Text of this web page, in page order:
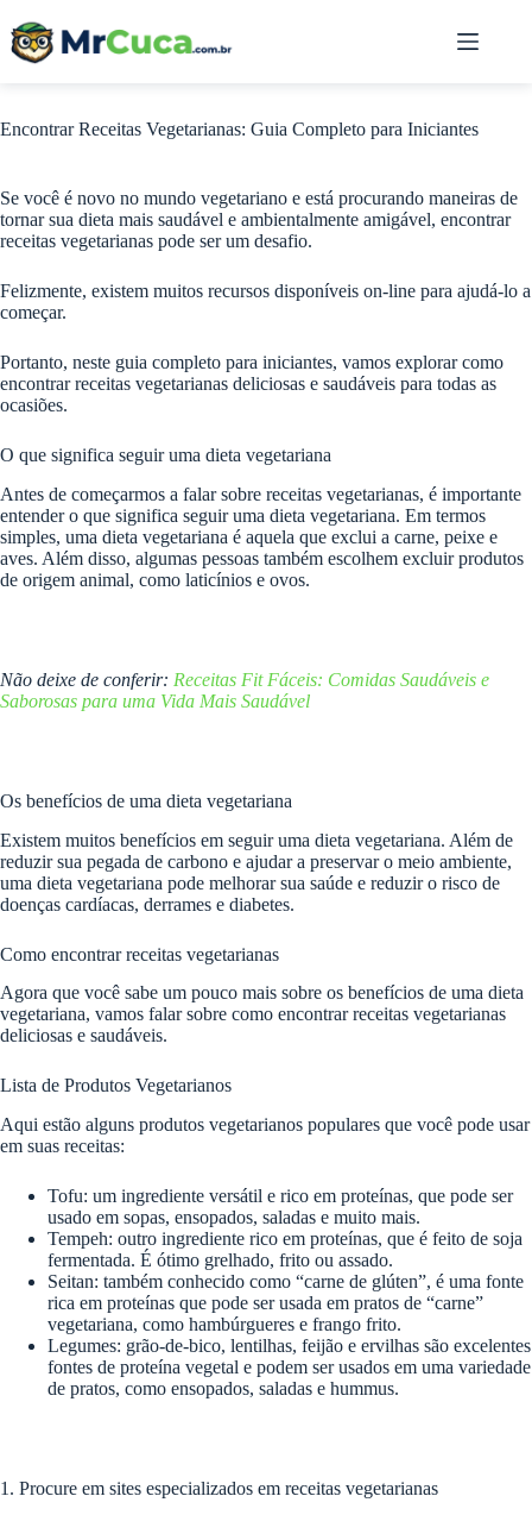
para
Encontrar Receitas Vegetarianas: Guia Completo para Iniciantes
Se você é novo no mundo vegetariano e está procurando maneiras de
tornar sua dieta mais saudável e ambientalmente amigável, encontrar
receitas vegetarianas pode ser um desafio.
Felizmente, existem muitos recursos disponíveis on-line para ajudá-lo a
começar.
Portanto, neste guia completo para iniciantes, vamos explorar como
encontrar receitas vegetarianas deliciosas e saudáveis para todas as
ocasiões.
O que significa seguir uma dieta vegetariana
Antes de começarmos a falar sobre receitas vegetarianas, é importante
entender o que significa seguir uma dieta vegetariana. Em termos
simples, uma dieta vegetariana é aquela que exclui a carne, peixe e
aves. Além disso, algumas pessoas também escolhem excluir produtos
de origem animal, como laticínios e ovos.
Não deixe de conferir: Receitas Fit Fáceis: Comidas Saudáveis e
Saborosas para uma Vida Mais Saudável
Os benefícios de uma dieta vegetariana
Existem muitos benefícios em seguir uma dieta vegetariana. Além de
reduzir sua pegada de carbono e ajudar a preservar o meio ambiente,
uma dieta vegetariana pode melhorar sua saúde e reduzir o risco de
doenças cardíacas, derrames e diabetes.
Como encontrar receitas vegetarianas
Agora que você sabe um pouco mais sobre os benefícios de uma dieta
vegetariana, vamos falar sobre como encontrar receitas vegetarianas
deliciosas e saudáveis.
Lista de Produtos Vegetarianos
Aqui estão alguns produtos vegetarianos populares que você pode usar
em suas receitas:
Tofu: um ingrediente versátil e rico em proteínas, que pode ser
usado em sopas, ensopados, saladas e muito mais.
Tempeh: outro ingrediente rico em proteínas, que é feito de soja
fermentada. É ótimo grelhado, frito ou assado.
Seitan: também conhecido como “carne de glúten”, é uma fonte
rica em proteínas que pode ser usada em pratos de “carne”
vegetariana, como hambúrgueres e frango frito.
Legumes: grão-de-bico, lentilhas, feijão e ervilhas são excelentes
fontes de proteína vegetal e podem ser usados em uma variedade
de pratos, como ensopados, saladas e hummus.
1. Procure em sites especializados em receitas vegetarianas